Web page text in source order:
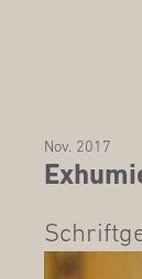
Nov. 2017